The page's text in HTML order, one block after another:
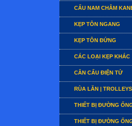
CẨU NAM CHÂM
KẸP TÔN NGANG
KẸP TÔN ĐỨNG
CÁC LOẠI KẸP KHÁC
CÂN CẨU ĐIỆN TỬ
RÙA LĂN | TROLLEYS
THIẾT BỊ ĐƯỜNG
THIẾT BỊ ĐƯỜNG